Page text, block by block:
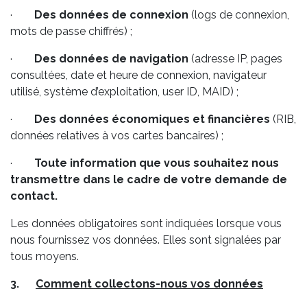
· Des données de connexion (logs de connexion,
mots de passe chiffrés) ;
· Des données de navigation (adresse IP, pages
consultées, date et heure de connexion, navigateur
utilisé, système d’exploitation, user ID, MAID) ;
· Des données économiques et financières (RIB,
données relatives à vos cartes bancaires) ;
· Toute information que vous souhaitez nous
transmettre dans le cadre de votre demande de
contact.
Les données obligatoires sont indiquées lorsque vous
nous fournissez vos données. Elles sont signalées par
tous moyens.
3. Comment collectons-nous vos données